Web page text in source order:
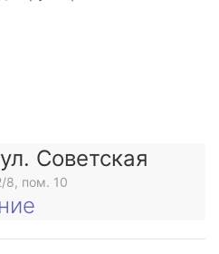
Советская
8, пом. 10